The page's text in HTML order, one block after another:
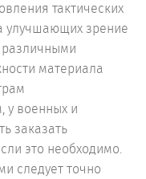
тактических
улучшающих зрение
различными
материала
у военных и
заказать
это необходимо.
следует точно